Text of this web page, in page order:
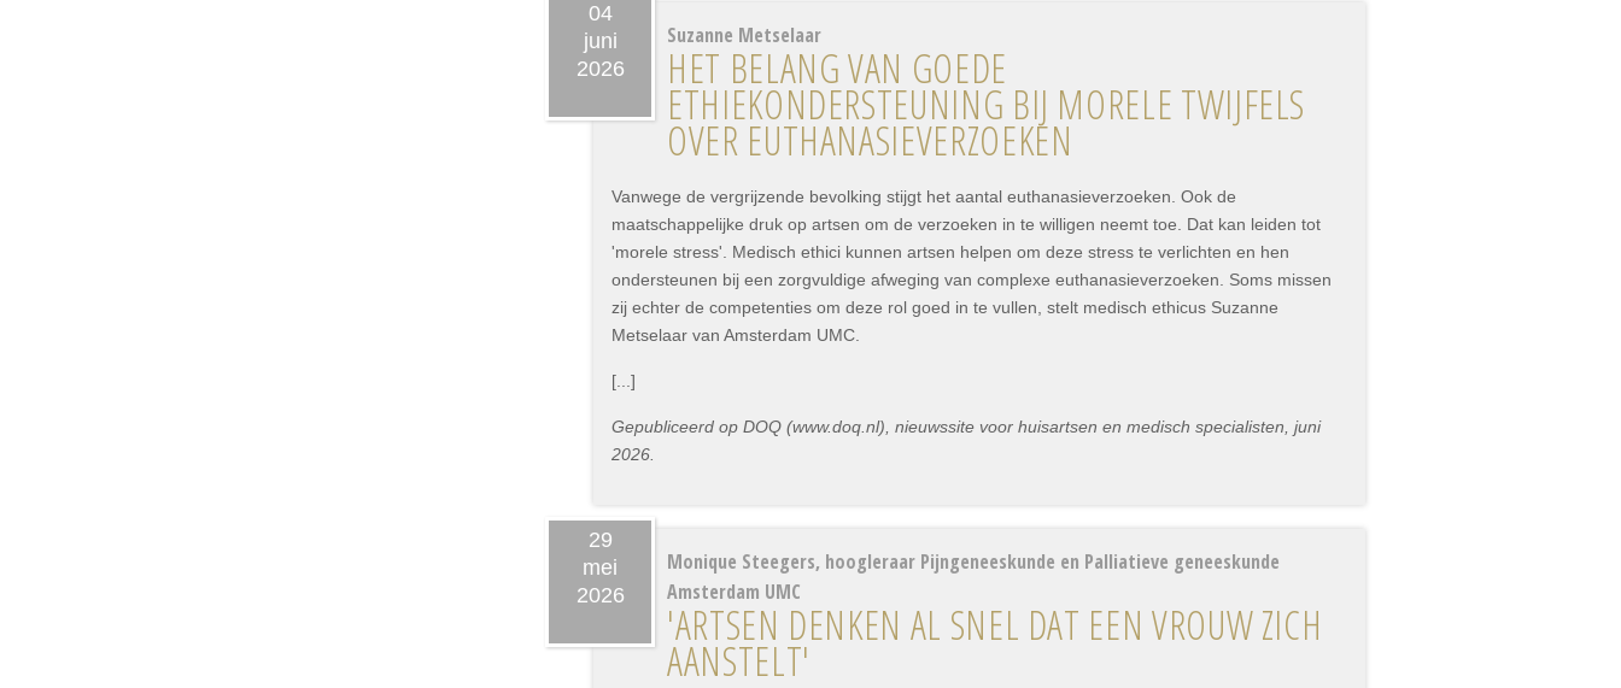
04
juni
2026
Suzanne Metselaar
HET BELANG VAN GOEDE
ETHIEKONDERSTEUNING BIJ MORELE TWIJFELS
OVER EUTHANASIEVERZOEKEN
Vanwege de vergrijzende bevolking stijgt het aantal euthanasieverzoeken. Ook de
maatschappelijke druk op artsen om de verzoeken in te willigen neemt toe. Dat kan leiden tot
'morele stress'. Medisch ethici kunnen artsen helpen om deze stress te verlichten en hen
ondersteunen bij een zorgvuldige afweging van complexe euthanasieverzoeken. Soms missen
zij echter de competenties om deze rol goed in te vullen, stelt medisch ethicus Suzanne
Metselaar van Amsterdam UMC.
[...]
Gepubliceerd op DOQ (www.doq.nl), nieuwssite voor huisartsen en medisch specialisten, juni
2026.
29
mei
2026
Monique Steegers, hoogleraar Pijngeneeskunde en Palliatieve geneeskunde
Amsterdam UMC
'ARTSEN DENKEN AL SNEL DAT EEN VROUW ZICH
AANSTELT'